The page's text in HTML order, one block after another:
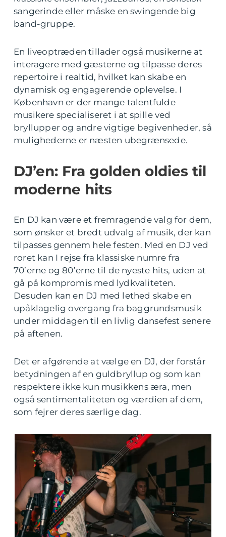
sangerinde eller måske en swingende big
band-gruppe.
En liveoptræden tillader også musikerne at
interagere med gæsterne og tilpasse deres
repertoire i realtid, hvilket kan skabe en
dynamisk og engagerende oplevelse. I
København er der mange talentfulde
musikere specialiseret i at spille ved
bryllupper og andre vigtige begivenheder, så
mulighederne er næsten ubegrænsede.
DJ’en: Fra golden oldies til
moderne hits
En DJ kan være et fremragende valg for dem,
som ønsker et bredt udvalg af musik, der kan
tilpasses gennem hele festen. Med en DJ ved
roret kan I rejse fra klassiske numre fra
70’erne og 80’erne til de nyeste hits, uden at
gå på kompromis med lydkvaliteten.
Desuden kan en DJ med lethed skabe en
upåklagelig overgang fra baggrundsmusik
under middagen til en livlig dansefest senere
på aftenen.
Det er afgørende at vælge en DJ, der forstår
betydningen af en guldbryllup og som kan
respektere ikke kun musikkens æra, men
også sentimentaliteten og værdien af dem,
som fejrer deres særlige dag.